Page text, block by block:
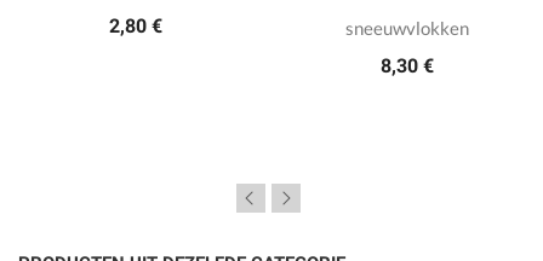
2,80 €
sneeuwvlokken
8,30 €